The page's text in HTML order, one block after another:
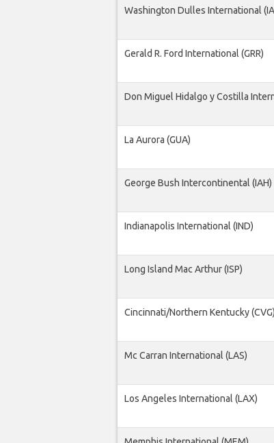
Washington Dulles International
Gerald R. Ford International (GRR)
Don Miguel Hidalgo y Costilla
La Aurora (GUA)
George Bush Intercontinental (IAH)
Indianapolis International (IND)
Long Island Mac Arthur (ISP)
Cincinnati/Northern Kentucky (CVG)
Mc Carran International (LAS)
Los Angeles International (LAX)